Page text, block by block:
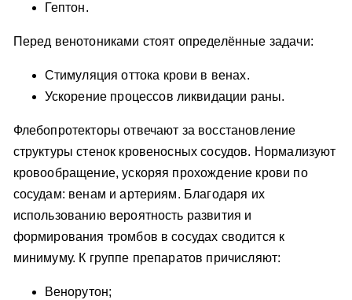
Гептон.
Перед венотониками стоят определённые задачи:
Стимуляция оттока крови в венах.
Ускорение процессов ликвидации раны.
Флебопротекторы отвечают за восстановление
структуры стенок кровеносных сосудов. Нормализуют
кровообращение, ускоряя прохождение крови по
сосудам: венам и артериям. Благодаря их
использованию вероятность развития и
формирования тромбов в сосудах сводится к
минимуму. К группе препаратов причисляют:
Венорутон;